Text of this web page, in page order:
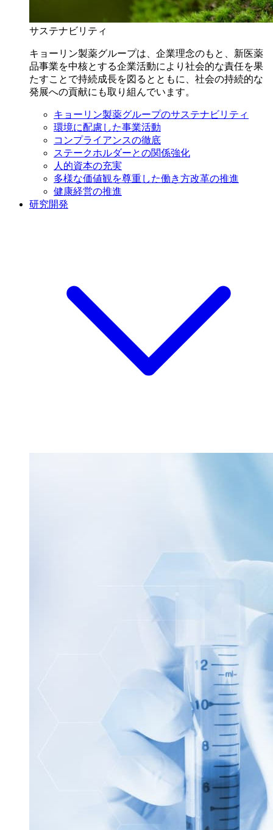
サステナビリティ
キョーリン製薬グループは、企業理念のもと、新医薬
品事業を中核とする企業活動により社会的な責任を果
たすことで持続成長を図るとともに、社会の持続的な
発展への貢献にも取り組んでいます。
キョーリン製薬グループのサステナビリティ
環境に配慮した事業活動
コンプライアンスの徹底
ステークホルダーとの関係強化
人的資本の充実
多様な価値観を尊重した働き方改革の推進
健康経営の推進
研究開発